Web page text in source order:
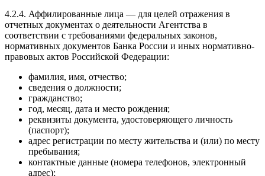
4.2.4. Аффилированные лица — для целей отражения в
отчетных документах о деятельности Агентства в
соответствии с требованиями федеральных законов,
нормативных документов Банка России и иных нормативно-
правовых актов Российской Федерации:
фамилия, имя, отчество;
сведения о должности;
гражданство;
год, месяц, дата и место рождения;
реквизиты документа, удостоверяющего личность
(паспорт);
адрес регистрации по месту жительства и (или) по месту
пребывания;
контактные данные (номера телефонов, электронный
адрес);